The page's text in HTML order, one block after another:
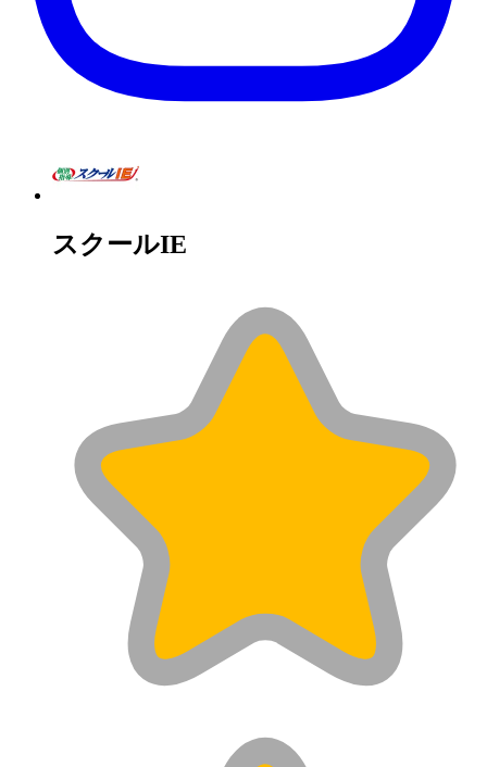
スクールIE